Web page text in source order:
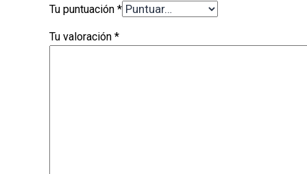
Tu puntuación *
Tu valoración *